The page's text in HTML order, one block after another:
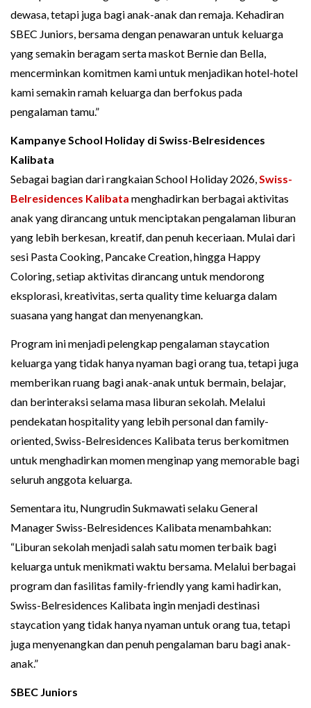
dewasa, tetapi juga bagi anak-anak dan remaja. Kehadiran
SBEC Juniors, bersama dengan penawaran untuk keluarga
yang semakin beragam serta maskot Bernie dan Bella,
mencerminkan komitmen kami untuk menjadikan hotel-hotel
kami semakin ramah keluarga dan berfokus pada
pengalaman tamu.”
Kampanye School Holiday di Swiss-Belresidences
Kalibata
Sebagai bagian dari rangkaian School Holiday 2026,Swiss-
Belresidences Kalibata menghadirkan berbagai aktivitas
anak yang dirancang untuk menciptakan pengalaman liburan
yang lebih berkesan, kreatif, dan penuh keceriaan. Mulai dari
sesi Pasta Cooking, Pancake Creation, hingga Happy
Coloring, setiap aktivitas dirancang untuk mendorong
eksplorasi, kreativitas, serta quality time keluarga dalam
suasana yang hangat dan menyenangkan.
Program ini menjadi pelengkap pengalaman staycation
keluarga yang tidak hanya nyaman bagi orang tua, tetapi juga
memberikan ruang bagi anak-anak untuk bermain, belajar,
dan berinteraksi selama masa liburan sekolah. Melalui
pendekatan hospitality yang lebih personal dan family-
oriented, Swiss-Belresidences Kalibata terus berkomitmen
untuk menghadirkan momen menginap yang memorable bagi
seluruh anggota keluarga.
Sementara itu, Nungrudin Sukmawati selaku General
Manager Swiss-Belresidences Kalibata menambahkan:
“Liburan sekolah menjadi salah satu momen terbaik bagi
keluarga untuk menikmati waktu bersama. Melalui berbagai
program dan fasilitas family-friendly yang kami hadirkan,
Swiss-Belresidences Kalibata ingin menjadi destinasi
staycation yang tidak hanya nyaman untuk orang tua, tetapi
juga menyenangkan dan penuh pengalaman baru bagi anak-
anak.”
SBEC Juniors